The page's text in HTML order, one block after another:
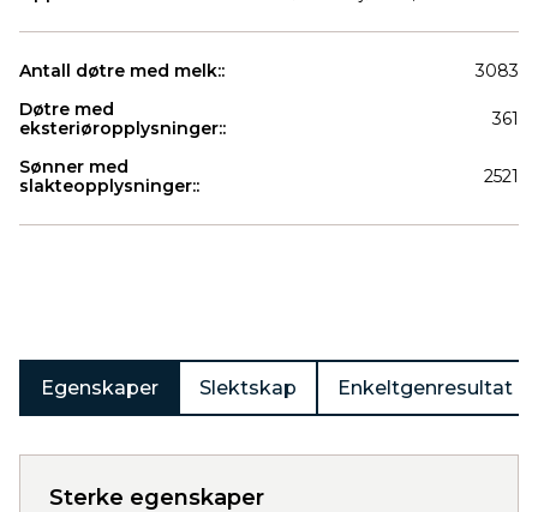
Antall døtre med melk::
3083
Døtre med
eksteriøropplysninger::
361
Sønner med
slakteopplysninger::
2521
Egenskaper Slektskap Enkeltgenresultat
Sterke egenskaper